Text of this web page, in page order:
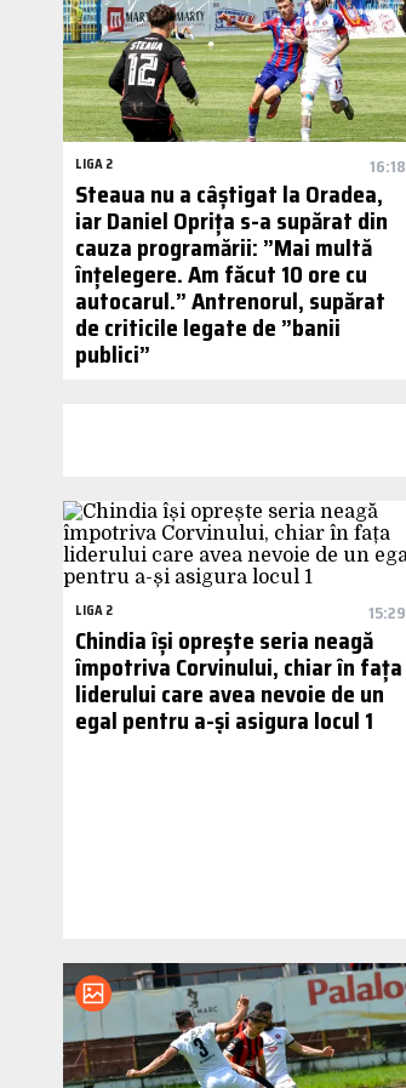
LIGA 2 16:18
Steaua nu a câștigat la Oradea,
iar Daniel Oprița s-a supărat din
cauza programării: ”Mai multă
înțelegere. Am făcut 10 ore cu
autocarul.” Antrenorul, supărat
de criticile legate de ”banii
publici”
LIGA 2 15:29
Chindia își oprește seria neagă
împotriva Corvinului, chiar în fața
liderului care avea nevoie de un
egal pentru a-și asigura locul 1